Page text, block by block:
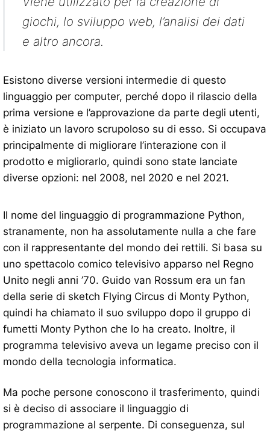
giochi, lo sviluppo web, l’analisi dei dati
e altro ancora.
Esistono diverse versioni intermedie di questo
linguaggio per computer, perché dopo il rilascio della
prima versione e l’approvazione da parte degli utenti,
è iniziato un lavoro scrupoloso su di esso. Si occupava
principalmente di migliorare l’interazione con il
prodotto e migliorarlo, quindi sono state lanciate
diverse opzioni: nel 2008, nel 2020 e nel 2021.
Il nome del linguaggio di programmazione Python,
stranamente, non ha assolutamente nulla a che fare
con il rappresentante del mondo dei rettili. Si basa su
uno spettacolo comico televisivo apparso nel Regno
Unito negli anni ’70. Guido van Rossum era un fan
della serie di sketch Flying Circus di Monty Python,
quindi ha chiamato il suo sviluppo dopo il gruppo di
fumetti Monty Python che lo ha creato. Inoltre, il
programma televisivo aveva un legame preciso con il
mondo della tecnologia informatica.
Ma poche persone conoscono il trasferimento, quindi
si è deciso di associare il linguaggio di
programmazione al serpente. Di conseguenza, sul